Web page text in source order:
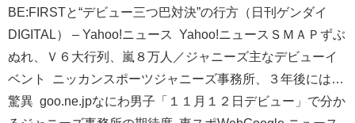
BE:FIRSTと“デビュー三つ巴対決”の行方（日刊ゲンダイ
DIGITAL） – Yahoo!ニュース Yahoo!ニュースＳＭＡＰずぶ
ぬれ、Ｖ６大行列、嵐８万人／ジャニーズ主なデビューイ
ベント ニッカンスポーツジャニーズ事務所、３年後には…
驚異 goo.ne.jpなにわ男子「１１月１２日デビュー」で分か